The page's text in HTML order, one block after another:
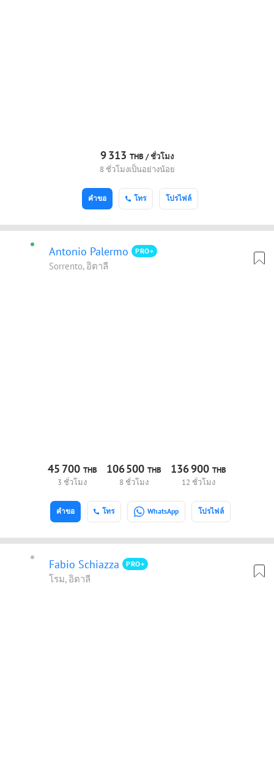
9313 THB /ชั่วโมง
8 ชั่วโมงเป็นอย่างน้อย
โทร โปรไฟล์
คำขอ
Antonio Palermo PRO+
Sorrento, อิตาลี
45 700 THB
3 ชั่วโมง
106500THB
8 ชั่วโมง
136900THB
12 ชั่วโมง
โทร WhatsApp โปรไฟล์
คำขอ
Fabio Schiazza PRO+
โรม, อิตาลี